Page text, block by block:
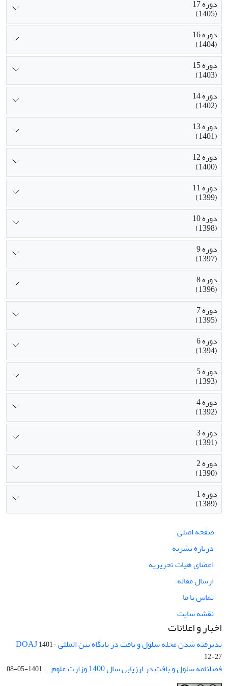
دوره 17
(1405)
دوره 16
(1404)
دوره 15
(1403)
دوره 14
(1402)
دوره 13
(1401)
دوره 12
(1400)
دوره 11
(1399)
دوره 10
(1398)
دوره 9
(1397)
دوره 8
(1396)
دوره 7
(1395)
دوره 6
(1394)
دوره 5
(1393)
دوره 4
(1392)
دوره 3
(1391)
دوره 2
(1390)
دوره 1
(1389)
صفحه اصلی
درباره نشریه
اعضای هیات تحریریه
ارسال مقاله
تماس با ما
نقشه سایت
اخبار و اعلانات
پذیرفته شدن مجله سلول و بافت در پایگاه بین المللی DOAJ1401-
12-27
فصلنامه سلول و بافت در ارزیابی سال 1400 وزارت علوم ... 1401-05-08